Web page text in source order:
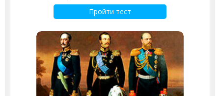
Пройти тест